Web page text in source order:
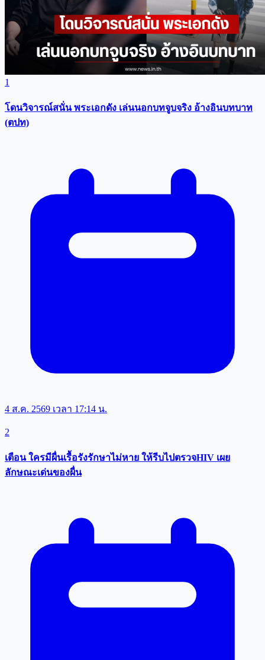
1
โดนวิจารณ์สนั่น พระเอกดัง เล่นนอกบทจูบจริง อ้างอินบทบาท
(ตปท)
4 ส.ค. 2569 เวลา 17:14 น.
2
เตือน ใครมีผื่นเรื้อรังรักษาไม่หาย ให้รีบไปตรวจHIV เผย
ลักษณะเด่นของผื่น